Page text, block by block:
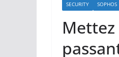
SECURITY SOPHOS